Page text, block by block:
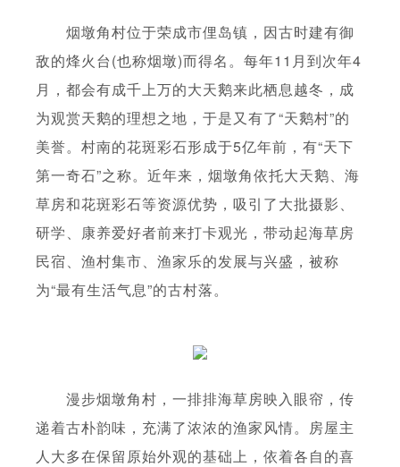
烟墩角村位于荣成市俚岛镇，因古时建有御
敌的烽火台(也称烟墩)而得名。每年11月到次年4
月，都会有成千上万的大天鹅来此栖息越冬，成
为观赏天鹅的理想之地，于是又有了“天鹅村”的
美誉。村南的花斑彩石形成于5亿年前，有“天下
第一奇石”之称。近年来，烟墩角依托大天鹅、海
草房和花斑彩石等资源优势，吸引了大批摄影、
研学、康养爱好者前来打卡观光，带动起海草房
民宿、渔村集市、渔家乐的发展与兴盛，被称
为“最有生活气息”的古村落。
漫步烟墩角村，一排排海草房映入眼帘，传
递着古朴韵味，充满了浓浓的渔家风情。房屋主
人大多在保留原始外观的基础上，依着各自的喜